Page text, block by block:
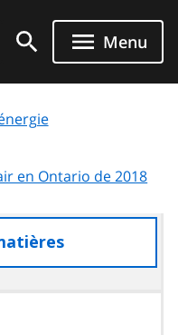
Menu
en Ontario de 2018
à